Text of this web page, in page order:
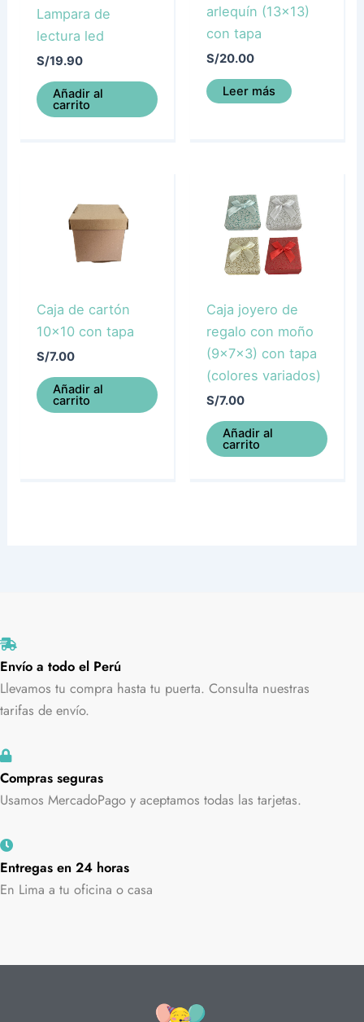
Lampara de
lectura led
S/19.90
Añadir al
carrito
arlequín (13×13)
con tapa
S/20.00
Leer más
Caja de cartón
10×10 con tapa
S/7.00
Añadir al
carrito
Caja joyero de
regalo con moño
(9x7x3) con tapa
(colores variados)
S/7.00
Añadir al
carrito
Envío a todo el Perú
Llevamos tu compra hasta tu puerta. Consulta nuestras
tarifas de envío.
Compras seguras
Usamos MercadoPago y aceptamos todas las tarjetas.
Entregas en 24 horas
En Lima a tu oficina o casa